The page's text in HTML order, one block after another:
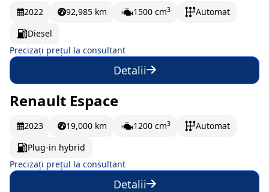
2022 92,985 km 1500 cm3
Automat
Diesel
Precizați prețul la consultant
Detalii
La comandă
Renault Espace
2023 19,000 km 1200 cm3
Automat
Plug-in hybrid
Precizați prețul la consultant
Detalii